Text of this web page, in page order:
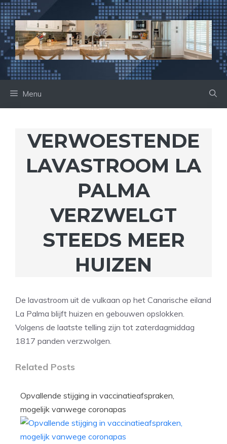
Ga
naar
de
inhoud
Menu
VERWOESTENDE
LAVASTROOM LA
PALMA
VERZWELGT
STEEDS MEER
HUIZEN
De lavastroom uit de vulkaan op het Canarische eiland
La Palma blijft huizen en gebouwen opslokken.
Volgens de laatste telling zijn tot zaterdagmiddag
1817 panden verzwolgen.
Related Posts
Opvallende stijging in vaccinatieafspraken,
mogelijk vanwege coronapas